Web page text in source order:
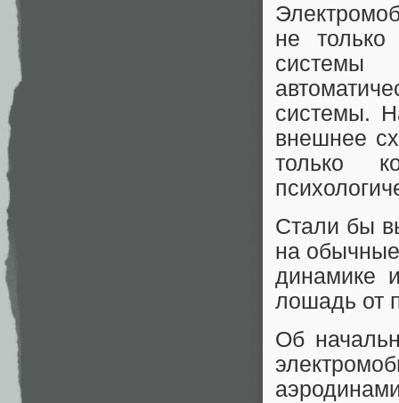
не только
системы
системы.
внешнее
только
Стали бы
на
динамике
лошадь от
Об